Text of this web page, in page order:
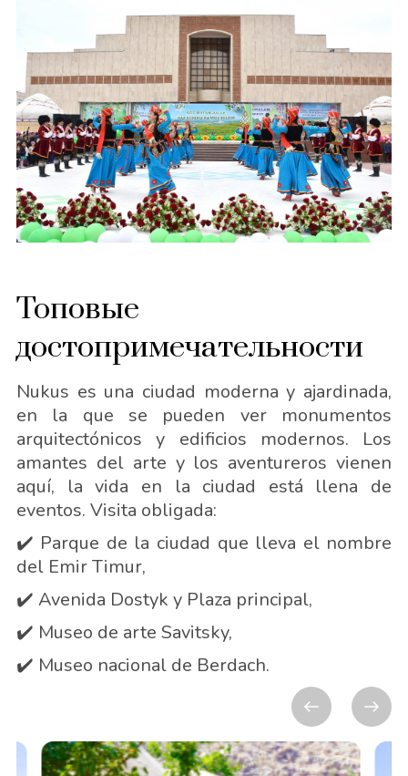
Топовые
достопримечательности
Nukus es una ciudad moderna y ajardinada,
en la que se pueden ver monumentos
arquitectónicos y edificios modernos. Los
amantes del arte y los aventureros vienen
aquí, la vida en la ciudad está llena de
eventos. Visita obligada:
✔️ Parque de la ciudad que lleva el nombre
del Emir Timur,
✔️ Avenida Dostyk y Plaza principal,
✔️ Museo de arte Savitsky,
✔️ Museo nacional de Berdach.